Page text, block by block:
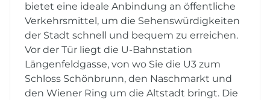
bietet eine ideale Anbindung an öffentliche
Verkehrsmittel, um die Sehenswürdigkeiten
der Stadt schnell und bequem zu erreichen.
Vor der Tür liegt die U-Bahnstation
Längenfeldgasse, von wo Sie die U3 zum
Schloss Schönbrunn, den Naschmarkt und
den Wiener Ring um die Altstadt bringt. Die